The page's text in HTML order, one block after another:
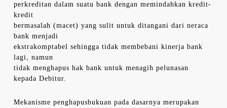
perkreditan dalam suatu bank dengan memindahkan kredit-
kredit
bermasalah (macet) yang sulit untuk ditangani dari neraca
bank menjadi
ekstrakomptabel sehingga tidak membebani kinerja bank
lagi, namun
tidak menghapus hak bank untuk menagih pelunasan
kepada Debitur.
Mekanisme penghapusbukuan pada dasarnya merupakan